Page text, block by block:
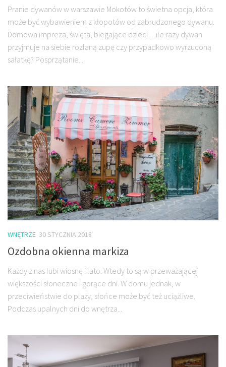
Pranie dywanów w warszawie Mokotów to świetna opcja, która
może być wybawieniem z kłopotów od zabrudzonego dywanu.
Domowa impreza, święta, biegające dzieci…ile razy dywan
przyjmuje na siebie rozlaną zupę czy przypadkowo wyrzuconą
sałatkę? Posprzątanie...
WNĘTRZE 30 STYCZNIA 2018
Ozdobna okienna markiza
Każdy z nas lubi wiosnę i lato. Wtedy to są w przeważającej
większości słoneczne i gorące dni. W domu jednak, w
przeciwieństwie do plaży, słońce może być też uciążliwe.
Podczas upalnych dni do wnętrza...